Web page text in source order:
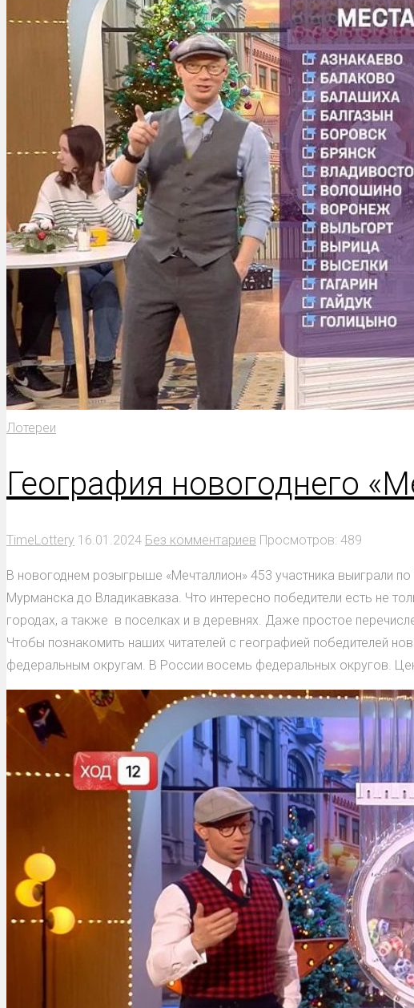
Лотереи
География новогоднего
TimeLottery 16.01.2024 Без комментариев Просмотров: 489
В новогоднем розыгрыше «Мечталлион» 453 участника выиграли
Мурманска до Владикавказа. Что интересно победители есть не
городах, а также в поселках и в деревнях. Даже простое
Чтобы познакомить наших читателей с географией победителей
федеральным округам. В России восемь федеральных округов.